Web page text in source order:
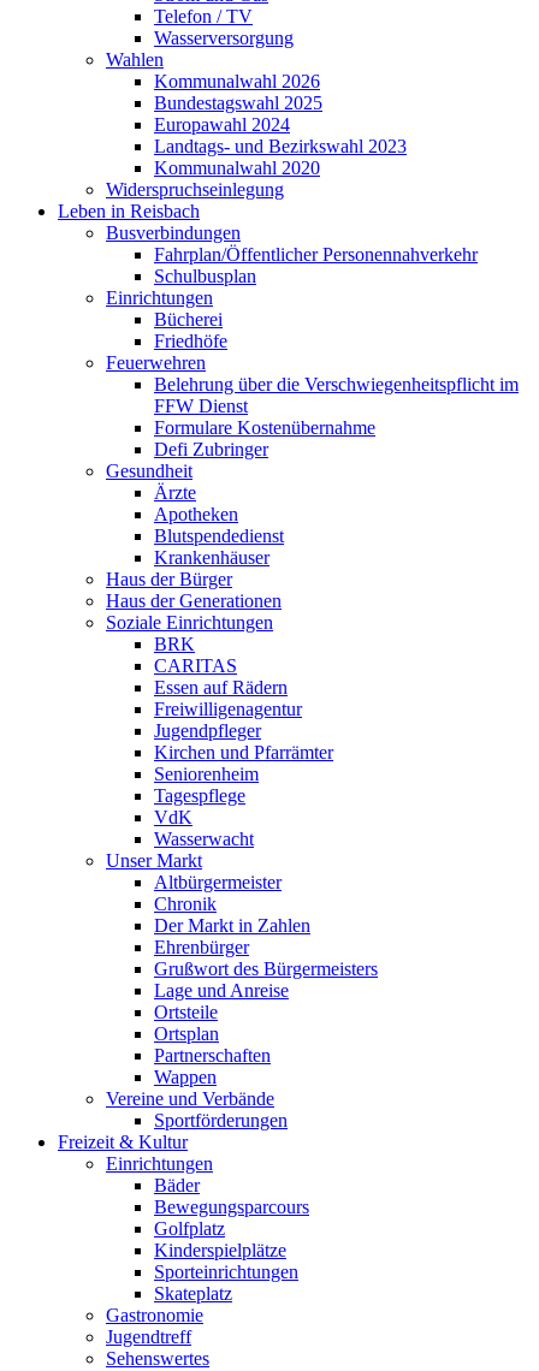
Telefon / TV
Wasserversorgung
Wahlen
Kommunalwahl 2026
Bundestagswahl 2025
Europawahl 2024
Landtags- und Bezirkswahl 2023
Kommunalwahl 2020
Widerspruchseinlegung
Leben in Reisbach
Busverbindungen
Fahrplan/Öffentlicher Personennahverkehr
Schulbusplan
Einrichtungen
Bücherei
Friedhöfe
Feuerwehren
Belehrung über die Verschwiegenheitspflicht im
FFW Dienst
Formulare Kostenübernahme
Defi Zubringer
Gesundheit
Ärzte
Apotheken
Blutspendedienst
Krankenhäuser
Haus der Bürger
Haus der Generationen
Soziale Einrichtungen
BRK
CARITAS
Essen auf Rädern
Freiwilligenagentur
Jugendpfleger
Kirchen und Pfarrämter
Seniorenheim
Tagespflege
VdK
Wasserwacht
Unser Markt
Altbürgermeister
Chronik
Der Markt in Zahlen
Ehrenbürger
Grußwort des Bürgermeisters
Lage und Anreise
Ortsteile
Ortsplan
Partnerschaften
Wappen
Vereine und Verbände
Sportförderungen
Freizeit & Kultur
Einrichtungen
Bäder
Bewegungsparcours
Golfplatz
Kinderspielplätze
Sporteinrichtungen
Skateplatz
Gastronomie
Jugendtreff
Sehenswertes